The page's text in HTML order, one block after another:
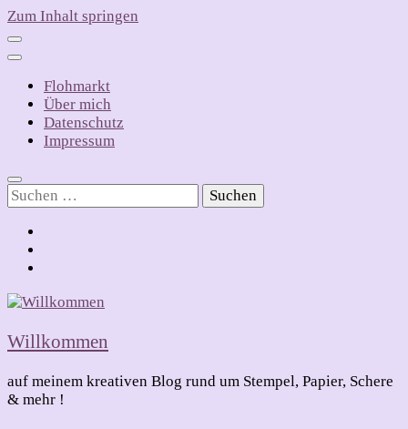
Zum Inhalt springen
Flohmarkt
Über mich
Datenschutz
Impressum
Suchen
nach:
Willkommen
auf meinem kreativen Blog rund um Stempel, Papier, Schere
& mehr !